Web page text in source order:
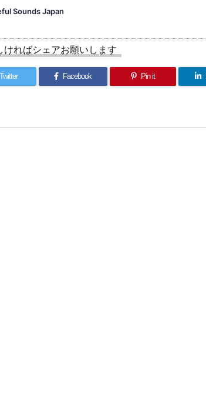
Sounds Japan
ければシェアお願いします
Twitter Facebook Pin it